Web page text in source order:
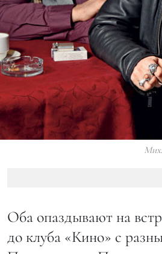
Оба опаздывают на
до клуба «Кино» с